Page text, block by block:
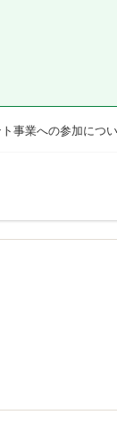
事業への参加につ